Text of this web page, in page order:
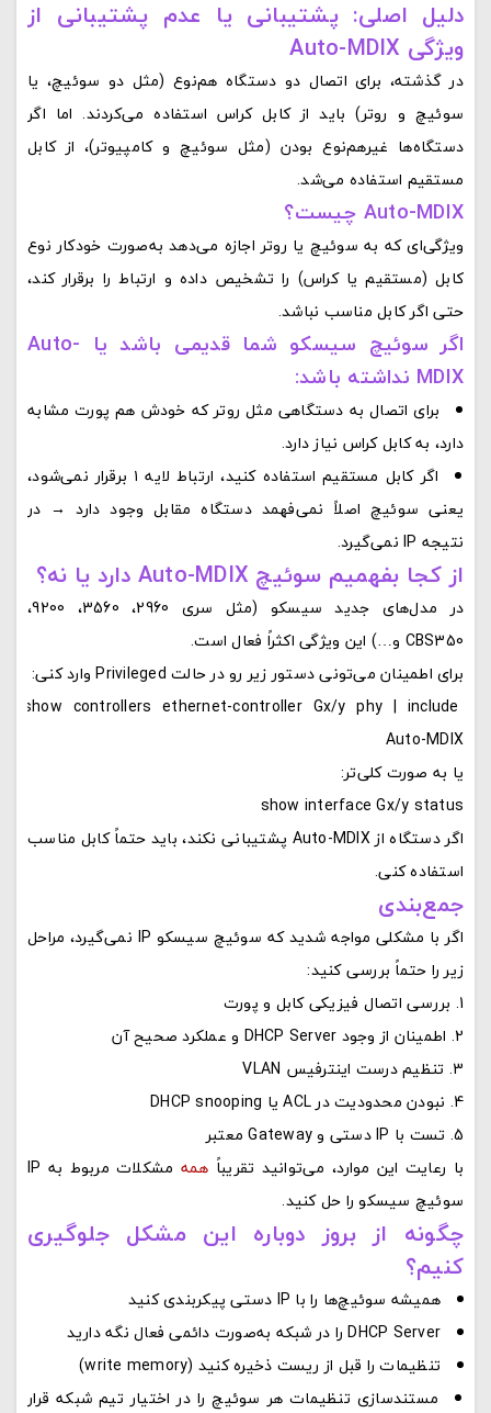
دلیل اصلی: پشتیبانی یا عدم پشتیبانی از
ویژگی Auto-MDIX
در گذشته، برای اتصال دو دستگاه هم‌نوع (مثل دو سوئیچ، یا
سوئیچ و روتر) باید از کابل کراس استفاده می‌کردند. اما اگر
دستگاه‌ها غیرهم‌نوع بودن (مثل سوئیچ و کامپیوتر)، از کابل
مستقیم استفاده می‌شد.
Auto-MDIX چیست؟
ویژگی‌ای که به سوئیچ یا روتر اجازه می‌دهد به‌صورت خودکار نوع
کابل (مستقیم یا کراس) را تشخیص داده و ارتباط را برقرار کند،
حتی اگر کابل مناسب نباشد.
اگر سوئیچ سیسکو شما قدیمی باشد یا Auto-
MDIX نداشته باشد:
برای اتصال به دستگاهی مثل روتر که خودش هم پورت مشابه
دارد، به کابل کراس نیاز دارد.
اگر کابل مستقیم استفاده کنید، ارتباط لایه ۱ برقرار نمی‌شود،
یعنی سوئیچ اصلاً نمی‌فهمد دستگاه مقابل وجود دارد → در
نتیجه IP نمی‌گیرد.
از کجا بفهمیم سوئیچ Auto-MDIX دارد یا نه؟
در مدل‌های جدید سیسکو (مثل سری 2960، 3560، 9200،
CBS350 و…) این ویژگی اکثراً فعال است.
برای اطمینان می‌تونی دستور زیر رو در حالت Privileged وارد کنی:
show controllers ethernet-controller Gx/y phy | include
Auto-MDIX
یا به صورت کلی‌تر:
show interface Gx/y status
اگر دستگاه از Auto-MDIX پشتیبانی نکند، باید حتماً کابل مناسب
استفاده کنی.
جمع‌بندی
اگر با مشکلی مواجه شدید که سوئیچ سیسکو IP نمی‌گیرد، مراحل
زیر را حتماً بررسی کنید:
بررسی اتصال فیزیکی کابل و پورت
اطمینان از وجود DHCP Server و عملکرد صحیح آن
تنظیم درست اینترفیس VLAN
نبودن محدودیت در ACL یا DHCP snooping
تست با IP دستی و Gateway معتبر
با رعایت این موارد، می‌توانید تقریباً همه
مشکلات مربوط به IP
سوئیچ سیسکو را حل کنید.
چگونه از بروز دوباره این مشکل جلوگیری
کنیم؟
همیشه سوئیچ‌ها را با IP دستی پیکربندی کنید
DHCP Server را در شبکه به‌صورت دائمی فعال نگه دارید
تنظیمات را قبل از ریست ذخیره کنید (write memory
)
مستندسازی تنظیمات هر سوئیچ را در اختیار تیم شبکه قرار